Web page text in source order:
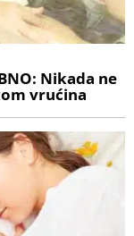
Nikada ne
vrućina